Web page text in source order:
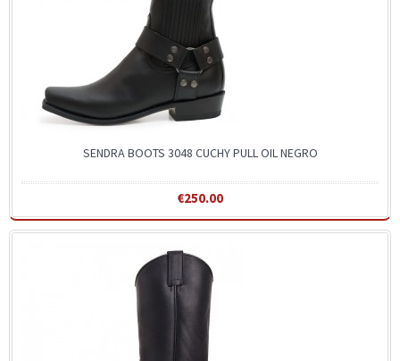
SENDRA BOOTS 3048 CUCHY PULL OIL NEGRO
€250.00